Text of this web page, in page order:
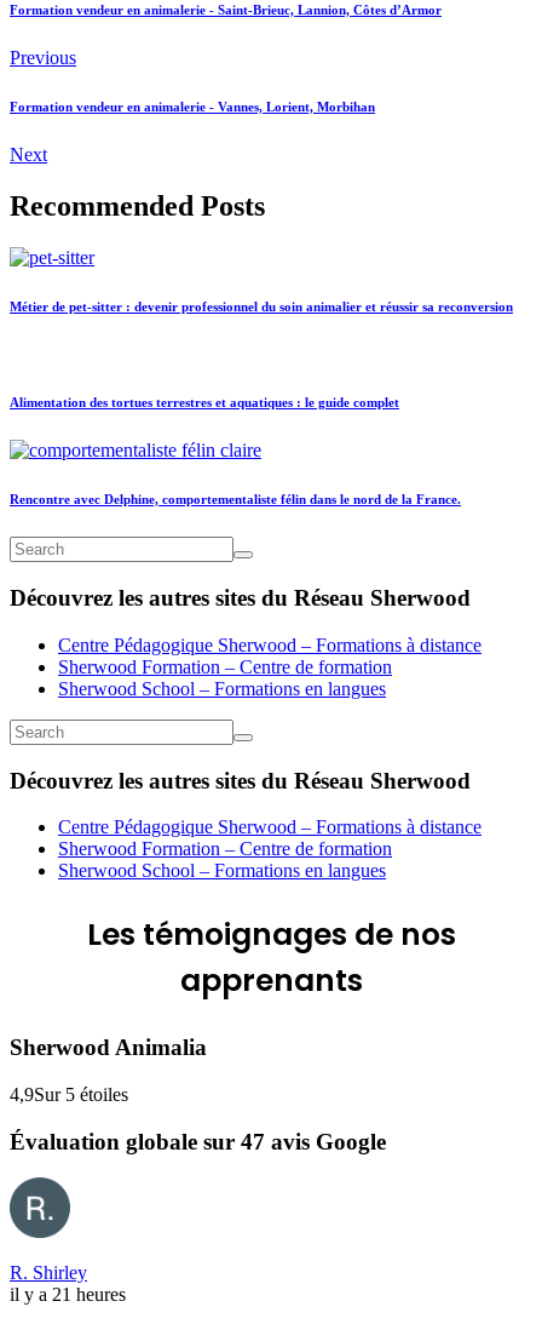
Formation vendeur en animalerie - Saint-Brieuc, Lannion, Côtes d’Armor
Previous
Formation vendeur en animalerie - Vannes, Lorient, Morbihan
Next
Recommended Posts
Métier de pet-sitter : devenir professionnel du soin animalier et réussir sa reconversion
Alimentation des tortues terrestres et aquatiques : le guide complet
Rencontre avec Delphine, comportementaliste félin dans le nord de la France.
Découvrez les autres sites du Réseau Sherwood
Centre Pédagogique Sherwood – Formations à distance
Sherwood Formation – Centre de formation
Sherwood School – Formations en langues
Découvrez les autres sites du Réseau Sherwood
Centre Pédagogique Sherwood – Formations à distance
Sherwood Formation – Centre de formation
Sherwood School – Formations en langues
Les témoignages de nos
apprenants
Sherwood Animalia
4,9Sur 5 étoiles
Évaluation globale sur 47 avis Google
R. Shirley
il y a 21 heures